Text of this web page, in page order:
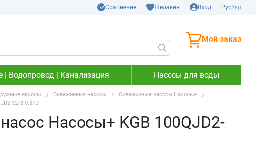
Сравнение Желания Вход РусУкр
Мой заказ
| Водопровод | Канализация Насосы для воды
насосы Скважинные насосы
Скважинные насосы Насосы+
32/8-0.37D
Насосы+ KGB 100QJD2-